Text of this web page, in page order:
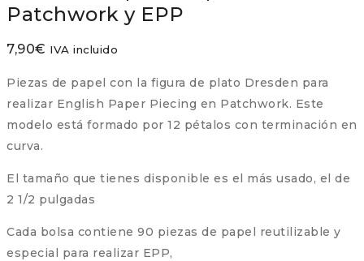
Patchwork y EPP
7,90€ IVA incluido
Piezas de papel con la figura de plato Dresden para
realizar English Paper Piecing en Patchwork. Este
modelo está formado por 12 pétalos con terminación en
curva.
El tamaño que tienes disponible es el más usado, el de
2 1/2 pulgadas
Cada bolsa contiene 90 piezas de papel reutilizable y
especial para realizar EPP,